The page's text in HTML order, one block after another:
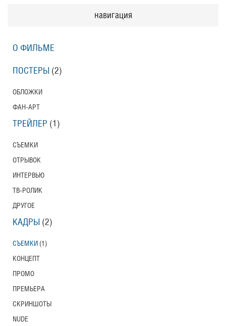
навигация
О ФИЛЬМЕ
ПОСТЕРЫ (2)
ОБЛОЖКИ
ФАН-АРТ
ТРЕЙЛЕР (1)
СЪЕМКИ
ОТРЫВОК
ИНТЕРВЬЮ
ТВ-РОЛИК
ДРУГОЕ
КАДРЫ (2)
СЪЕМКИ (1)
КОНЦЕПТ
ПРОМО
ПРЕМЬЕРА
СКРИНШОТЫ
NUDE